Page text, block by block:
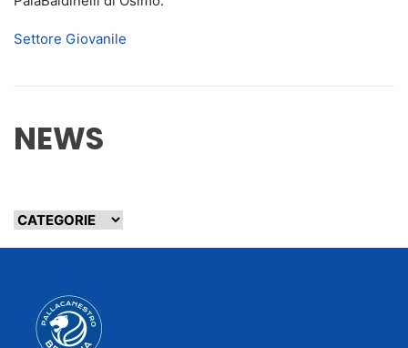
Settore Giovanile
NEWS